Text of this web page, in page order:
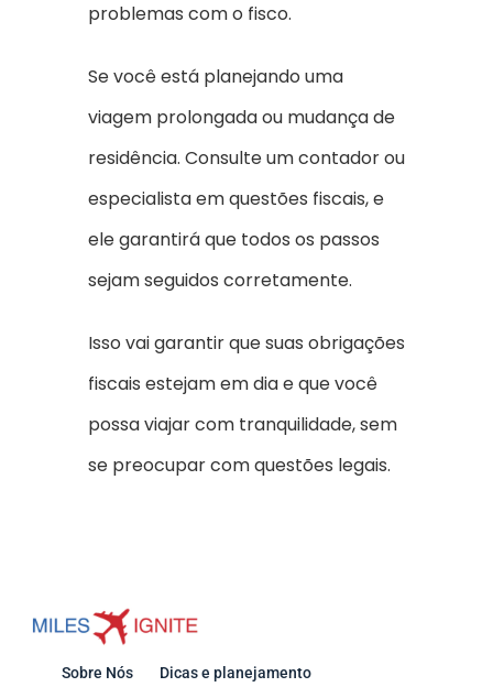
problemas com o fisco.
Se você está planejando uma
viagem prolongada ou mudança de
residência. Consulte um contador ou
especialista em questões fiscais, e
ele garantirá que todos os passos
sejam seguidos corretamente.
Isso vai garantir que suas obrigações
fiscais estejam em dia e que você
possa viajar com tranquilidade, sem
se preocupar com questões legais.
Sobre Nós Dicas e planejamento